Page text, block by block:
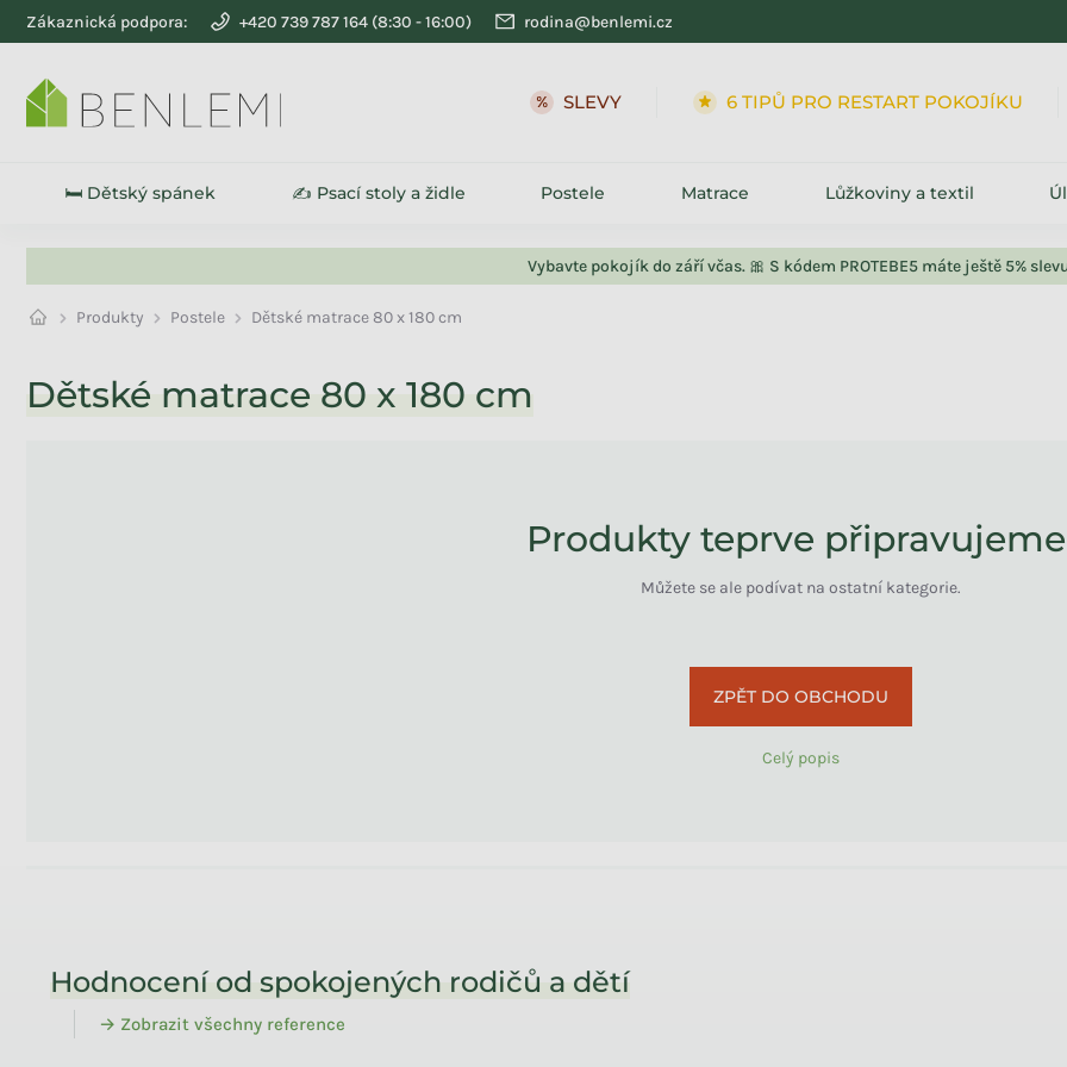
Přejít na obsah
Vybavte pokojík do září včas. 🎀 S kódem PROTEBE5 máte ještě 5%
Zákaznická podpora: +420 739 787 164 rodina@benlemi.cz
SLEVY 6 TIPŮ PRO RESTART POKOJÍKU
🛏️ Dětský spánek ✍️ Psací stoly a židle Postele Matrace Lůžkoviny a textil
Produkty Postele Dětské matrace 80 x 180 cm
Na skladě 0
Dětské matrace 80 x 180 cm
Produkty teprve
Můžete se ale podívat na ostatní kategorie.
ZPĚT DO OBCHODU
Celý popis
Hodnocení od spokojených rodičů a dětí
→ Zobrazit všechny reference